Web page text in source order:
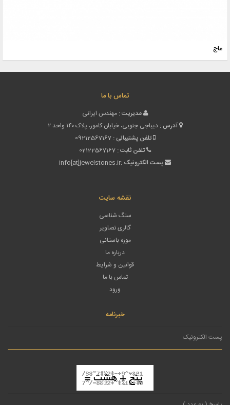
عاج
تماس با ما
مدیریت : مهندس ایرانی
آدرس : دیباجی جنوبی، خیابان کامور، پلاک ۱۴۰ واحد ۲
تلفن پشتیبانی : 09212567167
تلفن ثابت : 02122567167
پست الکترونیک :info[at]jewelstones.ir
نقشه سایت
سنگ شناسی
گالری تصاویر
موزه باستانی
درباره ما
قوانین و شرایط
تماس با ما
ورود
خبرنامه